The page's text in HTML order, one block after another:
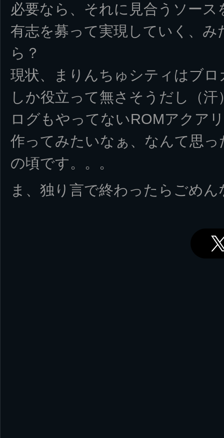
必要なら、それに見合うソー
有志を募って実現していく、
ら？
現状、まりんちゅシティはブ
しか役立って無さそうだし（
ログもやってないROMアクア
作ってみたいなぁ、なんて思
の頃です。。。
ま、独り言で終わったらごめん